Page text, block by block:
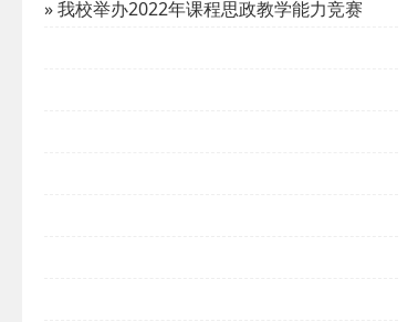
» 我校举办2022年课程思政教学能力竞赛